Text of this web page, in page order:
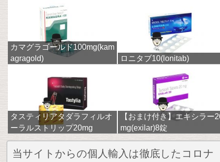
カマグラゴールド100mg(kam
agragold)
ロニタブ10(lonitab)
タスティリアタダラフィルオ
ーラルストリップ20mg
【おまけ付き】エキシラー
mg(exilar)8錠
当サイトからの個人輸入は徹底したコロナ